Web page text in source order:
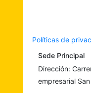
Sede Principal
Dirección:
empresarial
Políticas de